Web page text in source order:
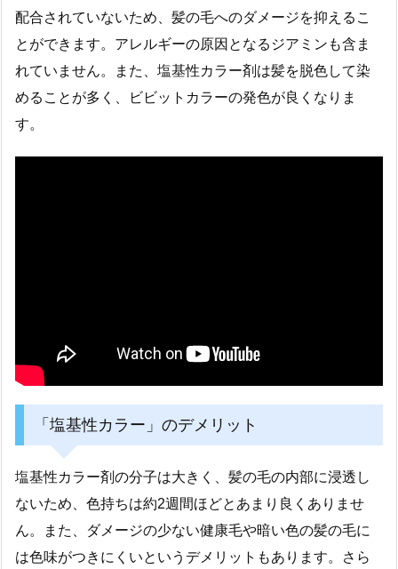
配合されていないため、髪の毛へのダメージを抑えるこ
とができます。アレルギーの原因となるジアミンも含ま
れていません。また、塩基性カラー剤は髪を脱色して染
めることが多く、ビビットカラーの発色が良くなりま
す。
「塩基性カラー」のデメリット
塩基性カラー剤の分子は大きく、髪の毛の内部に浸透し
ないため、色持ちは約2週間ほどとあまり良くありませ
ん。また、ダメージの少ない健康毛や暗い色の髪の毛に
は色味がつきにくいというデメリットもあります。さら